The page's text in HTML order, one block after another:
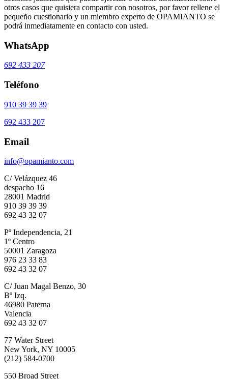
otros casos que quisiera compartir con nosotros, por favor rellene el
pequeño cuestionario y un miembro experto de OPAMIANTO se
podrá inmediatamente en contacto con usted.
WhatsApp
692 433 207
Teléfono
910 39 39 39
692 433 207
Email
info@opamianto.com
C/ Velázquez 46
despacho 16
28001 Madrid
910 39 39 39
692 43 32 07
Pº Independencia, 21
1º Centro
50001 Zaragoza
976 23 33 83
692 43 32 07
C/ Juan Magal Benzo, 30
Bº Izq.
46980 Paterna
Valencia
692 43 32 07
77 Water Street
New York, NY 10005
(212) 584-0700
550 Broad Street